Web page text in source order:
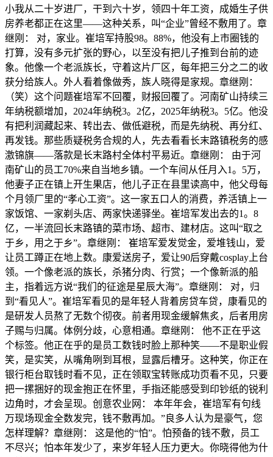
小我从二十岁进厂，干到六十岁，领四十年工资，成婚生子供
房养老都正在这里——这种关系，叫“企业”曾经不敷用了。章
继刚： 对，家业。崔培军持股98。88%，他没有上市圈钱的
打算，没有多元扩张的野心，以至没有把儿子推到台前的迹
象。他像一个老派族长，守着这片厂区，每年把三分之二的收
获分给族人。外人看着像做秀，族人晓得是家规。章继刚：
（笑）这个问题崔培军不回覆，财报回覆了。河南矿山持续三
年纳税额增加，2024年纳税3。2亿，2025年纳税3。5亿。他没
有把利润藏起来、转出去、做低避税，而是先纳税、再分红、
再发钱。那些质疑税务合规的人，先去看看长末路镇税务的感
激锦旗——落款是长末路村全体村平易近。章继刚： 由于河
南矿山的员工70%来自当地乡镇。一个车间从任月入1。5万，
他妻子正在镇上开生果店，他儿子正在县里读高中，他父母每
个月领厂里的“孝心工资”。这一家五口人的消费，养活镇上一
家饭馆、一家剃头店、两家快递驿坐。崔培军发出去的1。8
亿，一半流回长末路镇的菜市场、超市、建材店。这叫“取之
于乡，用之于乡”。章继刚： 崔培军爱发觉金，爱堆钱山，爱
让员工蹲正在地上数。康爱送房子，爱让90后穿戴cosplay上台
领。一个像老派的族长，杀猪分肉、行赏；一个像新派的船
主，指着远方说“我们的征途是星辰大海”。章继刚： 对，归
到“看见人”。崔培军看见的是年轻人背着房贷车贷，康看见的
是研发人员熬了无数个彻夜。前者用现金缓解焦炙，后者用房
子赐与归属。体例分歧，心意相通。章继刚： 他不正在乎这
个标签。他正在乎的是员工数钱时脸上那种笑——不是职业假
笑，是实笑，从嘴角咧到耳根，显露后槽牙。这种笑，你正在
银行柜台取钱时看不见，正在领取宝转账成功页看不见，只要
把一摞捆好的现金抱正在怀里，手指还能感受到印钞纸的锐利
边角时，才会呈现。创意农业网： 本年年会，崔培军有句线
万现场现金全数发完，钱不敷再加。”良多人认为是豪气，您
怎样理解？章继刚： 这是他的“怕”。怕预备的钱不敷，员工
不尽兴；怕本年发少了，来岁年轻人压力更大。你晓得他为什